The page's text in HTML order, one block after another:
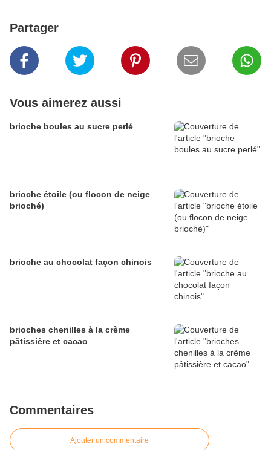
Partager
Vous aimerez aussi
brioche boules au sucre perlé
brioche étoile (ou flocon de neige
brioché)
brioche au chocolat façon chinois
brioches chenilles à la crème
pâtissière et cacao
Commentaires
Ajouter un commentaire